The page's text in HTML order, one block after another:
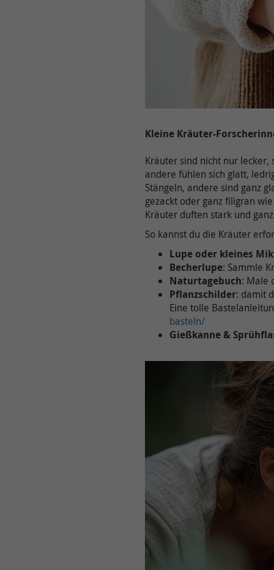
Kleine Kräuter-
Kräuter sind nicht nur
andere fühlen sich glatt,
Stängeln, andere sind ganz
gezackt oder ganz filigran
Kräuter duften stark und
So kannst du die Kräuter
Lupe oder kleines
Becherlupe: Sammle
Naturtagebuch: Male
Pflanzschilder: damit
Eine tolle
basteln/
Gießkanne &